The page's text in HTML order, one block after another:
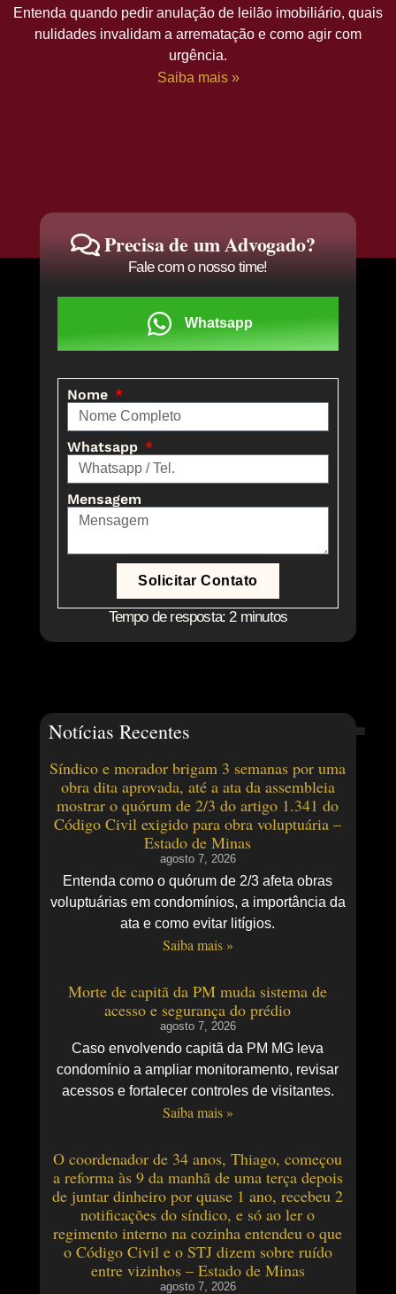
Entenda quando pedir anulação de leilão imobiliário, quais
nulidades invalidam a arrematação e como agir com
urgência.
Saiba mais »
Precisa de um Advogado?
Fale com o nosso time!
Whatsapp
Nome
Whatsapp
Mensagem
Solicitar Contato
Tempo de resposta: 2 minutos
Notícias Recentes
Síndico e morador brigam 3 semanas por uma
obra dita aprovada, até a ata da assembleia
mostrar o quórum de 2/3 do artigo 1.341 do
Código Civil exigido para obra voluptuária –
Estado de Minas
agosto 7, 2026
Entenda como o quórum de 2/3 afeta obras
voluptuárias em condomínios, a importância da
ata e como evitar litígios.
Saiba mais »
Morte de capitã da PM muda sistema de
acesso e segurança do prédio
agosto 7, 2026
Caso envolvendo capitã da PM MG leva
condomínio a ampliar monitoramento, revisar
acessos e fortalecer controles de visitantes.
Saiba mais »
O coordenador de 34 anos, Thiago, começou
a reforma às 9 da manhã de uma terça depois
de juntar dinheiro por quase 1 ano, recebeu 2
notificações do síndico, e só ao ler o
regimento interno na cozinha entendeu o que
o Código Civil e o STJ dizem sobre ruído
entre vizinhos – Estado de Minas
agosto 7, 2026